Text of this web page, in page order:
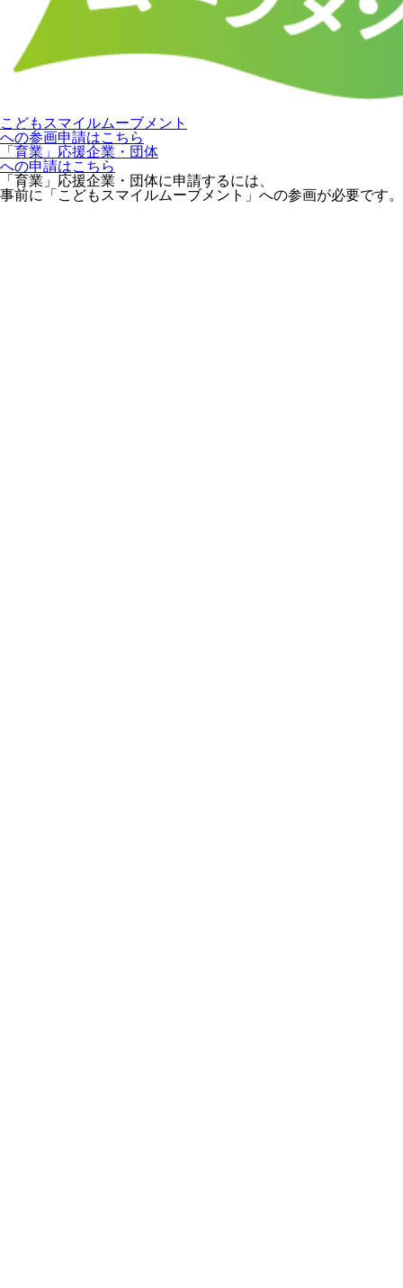
こどもスマイルムーブメント
への参画申請はこちら
「育業」応援企業・団体
への申請はこちら
「育業」応援企業・団体に申請するには、
事前に「こどもスマイルムーブメント」への参画が必要です。